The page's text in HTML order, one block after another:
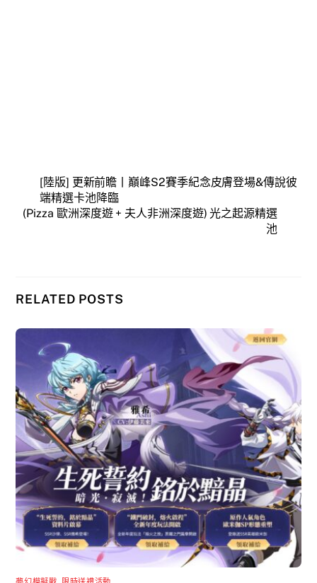
[陸版] 更新前瞻丨巔峰S2賽季紀念皮膚登場&傳說彼
端精選卡池降臨
(Pizza 歐洲深度遊 + 夫人非洲深度遊) 光之起源精選
池
RELATED POSTS